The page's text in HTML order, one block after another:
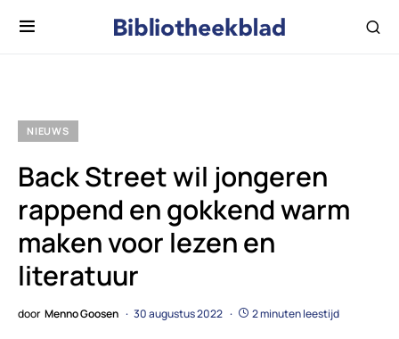
NIEUWS
Back Street wil jongeren
rappend en gokkend warm
maken voor lezen en
literatuur
door Menno Goosen 30 augustus 2022 2 minuten leestijd